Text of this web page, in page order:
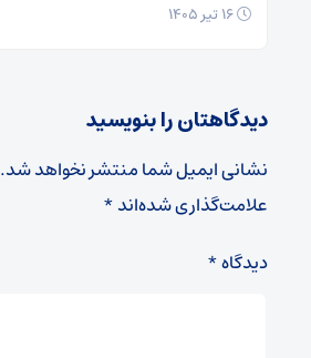
دیدگاهتان را بنویسید
نشانی ایمیل شما منتشر نخواهد شد.
علامت‌گذاری شده‌اند*
دیدگاه*